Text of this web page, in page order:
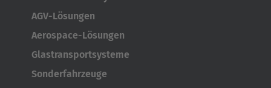
AGV-Lösungen
Aerospace-Lösungen
Glastransportsysteme
Sonderfahrzeuge